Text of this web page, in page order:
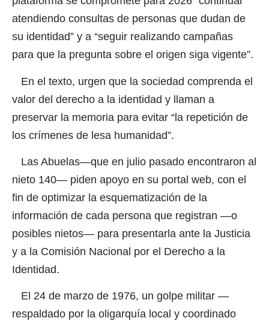
atendiendo consultas de personas que dudan de
su identidad” y a “seguir realizando campañas
para que la pregunta sobre el origen siga vigente”.
En el texto, urgen que la sociedad comprenda el
valor del derecho a la identidad y llaman a
preservar la memoria para evitar “la repetición de
los crímenes de lesa humanidad”.
Las Abuelas—que en julio pasado encontraron al
nieto 140— piden apoyo en su portal web, con el
fin de optimizar la esquematización de la
información de cada persona que registran —o
posibles nietos— para presentarla ante la Justicia
y a la Comisión Nacional por el Derecho a la
Identidad.
El 24 de marzo de 1976, un golpe militar —
respaldado por la oligarquía local y coordinado